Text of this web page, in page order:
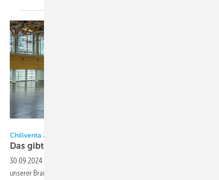
Chillventa 2024
Das gibt es zu
30.09.2024
unserer Branche etabliert. Wir haben mit Marketingleiter Bertold